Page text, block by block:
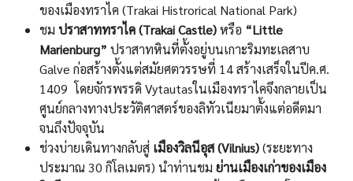
ของเมืองทราไค (Trakai Histrorical National Park)
ชม ปราสาททราไค (Trakai Castle)หรือ “Little
Marienburg” ปราสาทหินที่ตั้งอยู่บนเกาะริมทะเลสาบ
Galve ก่อสร้างตั้งแต่สมัยศตวรรษที่ 14 สร้างเสร็จในปีค.ศ.
1409 โดยจักรพรรดิ Vytautasในเมืองทราไคจึงกลายเป็น
ศูนย์กลางทางประวัติศาสตร์ของลิทัวเนียมาตั้งแต่อดีตมา
จนถึงปัจจุบัน
ช่วงบ่ายเดินทางกลับสู่ เมืองวิลนีอุส (Vilnius)(ระยะทาง
ประมาณ 30 กิโลเมตร) นำท่านชม ย่านเมืองเก่าของเมือง